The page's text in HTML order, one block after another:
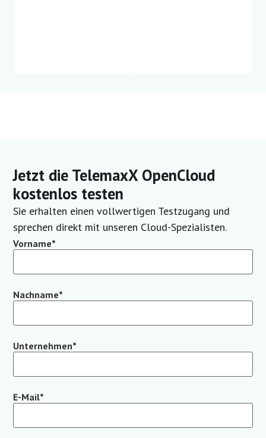
Jetzt die TelemaxX OpenCloud
kostenlos testen
Sie erhalten einen vollwertigen Testzugang und
sprechen direkt mit unseren Cloud-Spezialisten.
Vorname*
Nachname*
Unternehmen*
E-Mail*